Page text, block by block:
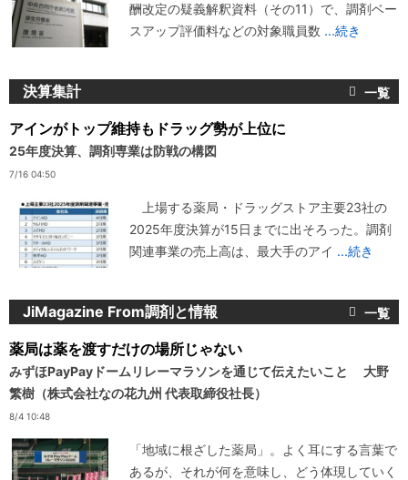
酬改定の疑義解釈資料（その11）で、調剤ベー
スアップ評価料などの対象職員数 ...続き
決算集計
アインがトップ維持もドラッグ勢が上位に
25年度決算、調剤専業は防戦の構図
7/16 04:50
上場する薬局・ドラッグストア主要23社の
2025年度決算が15日までに出そろった。調剤
関連事業の売上高は、最大手のアイ ...続き
JiMagazine From調剤と情報
薬局は薬を渡すだけの場所じゃない
みずほPayPayドームリレーマラソンを通じて伝えたいこと 大野
繁樹（株式会社なの花九州 代表取締役社長）
8/4 10:48
「地域に根ざした薬局」。よく耳にする言葉で
あるが、それが何を意味し、どう体現していく